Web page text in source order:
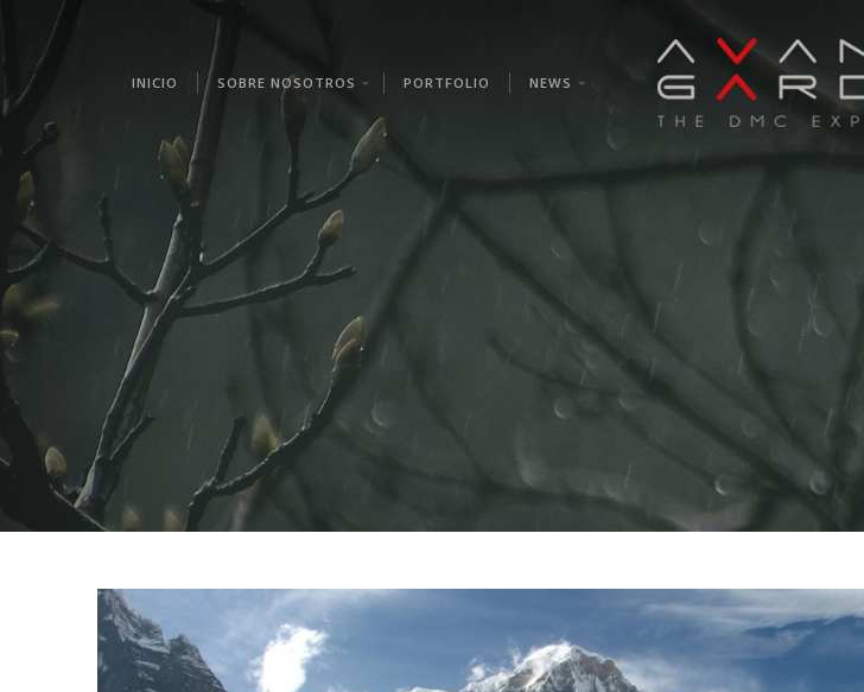
INICIO SOBRE NOSOTROS PORTFOLIO NEWS